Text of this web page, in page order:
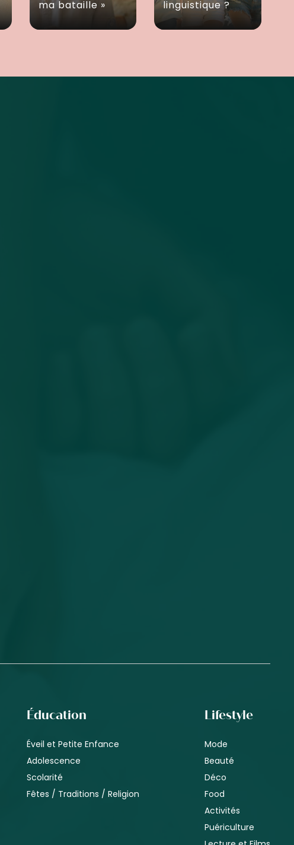
ma bataille »
linguistique ?
Éducation
Éveil et Petite Enfance
Adolescence
Scolarité
Fêtes / Traditions / Religion
Lifestyle
Mode
Beauté
Déco
Food
Activités
Puériculture